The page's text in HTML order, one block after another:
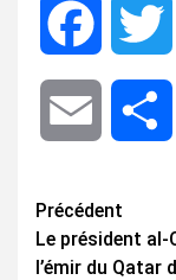
Facebook
Email
d’article
Précédent
Le président al-
l’émir du Qatar